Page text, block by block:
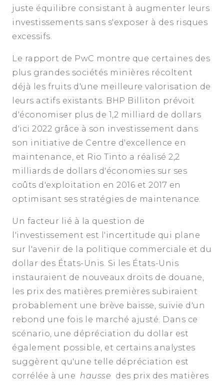
juste équilibre consistant à augmenter leurs
investissements sans s'exposer à des risques
excessifs.
Le rapport de PwC montre que certaines des
plus grandes sociétés minières récoltent
déjà les fruits d'une meilleure valorisation de
leurs actifs existants. BHP Billiton prévoit
d'économiser plus de 1,2 milliard de dollars
d'ici 2022 grâce à son investissement dans
son initiative de Centre d'excellence en
maintenance, et Rio Tinto a réalisé 2,2
milliards de dollars d'économies sur ses
coûts d'exploitation en 2016 et 2017 en
optimisant ses stratégies de maintenance.
Un facteur lié à la question de
l'investissement est l'incertitude qui plane
sur l'avenir de la politique commerciale et du
dollar des États-Unis. Si les États-Unis
instauraient de nouveaux droits de douane,
les prix des matières premières subiraient
probablement une brève baisse, suivie d'un
rebond une fois le marché ajusté. Dans ce
scénario, une dépréciation du dollar est
également possible, et certains analystes
suggèrent qu'une telle dépréciation est
corrélée à une hausse des prix des matières